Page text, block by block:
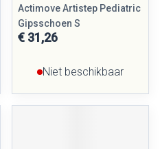
Actimove Artistep Pediatric
Gipsschoen S
€ 31,26
Niet beschikbaar